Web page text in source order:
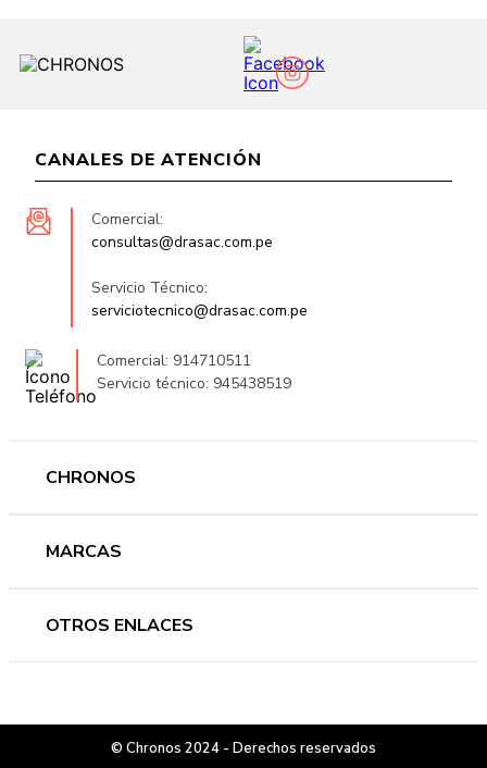
CANALES DE ATENCIÓN
Comercial:
consultas@drasac.com.pe
Servicio Técnico:
serviciotecnico@drasac.com.pe
Comercial: 914710511
Servicio técnico: 945438519
CHRONOS
Hombre
Ofertas
Contáctanos
MARCAS
Versace
OTROS ENLACES
Cambios y devoluciones
© Chronos 2024 - Derechos reservados